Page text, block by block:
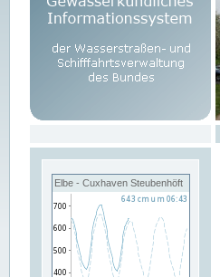
Elbe - Cuxhaven Steubenhöft